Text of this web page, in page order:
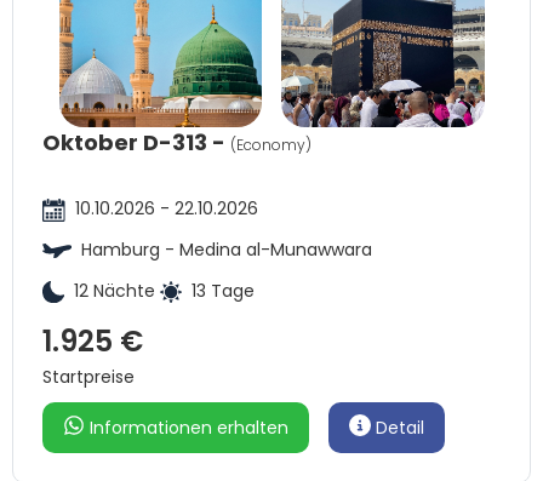
Oktober D-313 - (Economy)
10.10.2026 - 22.10.2026
Hamburg - Medina al-Munawwara
12 Nächte
13 Tage
1.925 €
Startpreise
Informationen erhalten Detail